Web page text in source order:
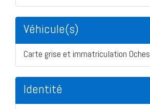
Véhicule(s)
Carte grise et immatriculation Oches
Identité